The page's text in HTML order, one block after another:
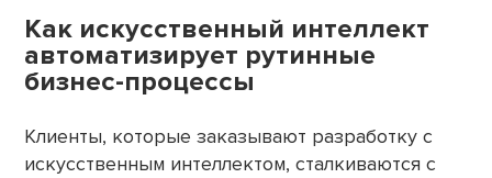
Как искусственный интеллект
автоматизирует рутинные
бизнес-процессы
Клиенты, которые заказывают разработку с
искусственным интеллектом, сталкиваются с